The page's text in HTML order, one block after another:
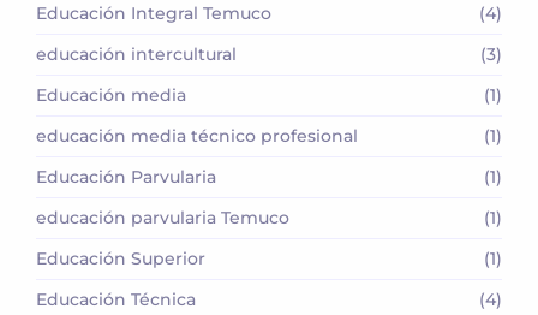
Educación Integral Temuco
(4)
educación intercultural
(3)
Educación media
(1)
educación media técnico profesional
(1)
Educación Parvularia
(1)
educación parvularia Temuco
(1)
Educación Superior
(1)
Educación Técnica
(4)